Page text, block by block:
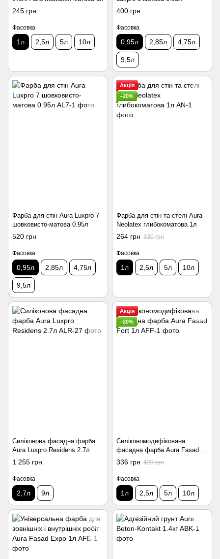
245 грн
Фасовка
1л 2,5л 5л 10л
400 грн
Фасовка
0,95л 2,85л 4,75л
9,5л
Фарба для стін Aura Luxpro 7
шовковисто-матова 0.95л
520 грн
Фасовка
0,95л 2,85л 4,75л
9,5л
Акція
−20%
Фарба для стін та стелі Aura
Neolatex глибокоматова 1л
264 грн 330 грн
Фасовка
1л 2,5л 5л 10л
Силіконова фасадна фарба
Aura Luxpro Residens 2.7л
1 255 грн
Фасовка
2,7л 9л
Акція
−20%
Силікономодифікована
фасадна фарба Aura Fasad
Fort 1л
336 грн 420 грн
Фасовка
1л 2,5л 5л 10л